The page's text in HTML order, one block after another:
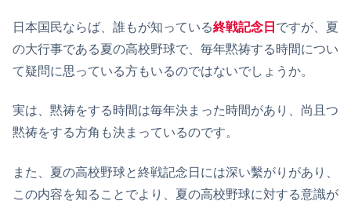
日本国民ならば、誰もが知っている終戦記念日 ですが、夏
の大行事である夏の高校野球で、毎年黙祷する時間につい
て疑問に思っている方もいるのではないでしょうか。
実は、黙祷をする時間は毎年決まった時間があり、尚且つ
黙祷をする方角も決まっているのです。
また、夏の高校野球と終戦記念日には深い繫がりがあり、
この内容を知ることでより、夏の高校野球に対する意識が